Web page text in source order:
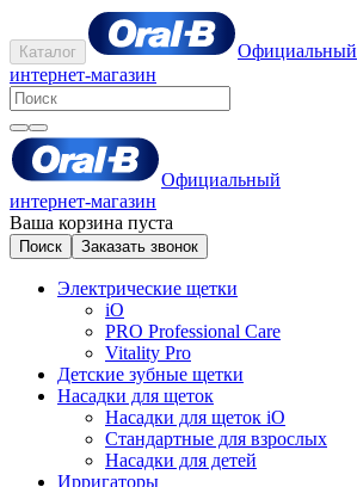
Каталог
Официальный
интернет-магазин
Официальный
интернет-магазин
Ваша корзина пуста
Поиск Заказать звонок
Электрические щетки
iO
PRO Professional Care
Vitality Pro
Детские зубные щетки
Насадки для щеток
Насадки для щеток iO
Стандартные для взрослых
Насадки для детей
Ирригаторы